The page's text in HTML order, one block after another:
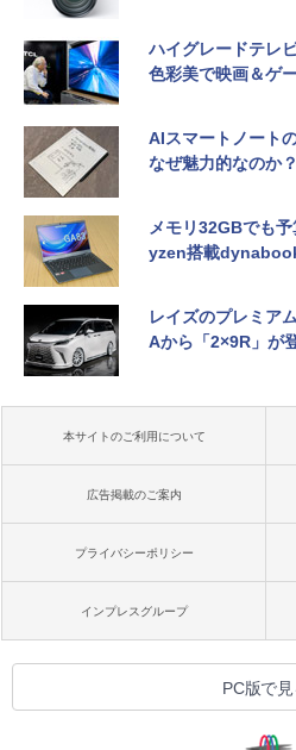
ハイグレードテレ
色彩美で映画＆ゲ
AIスマートノート
なぜ魅力的なのか？
メモリ32GBでも
yzen搭載
レイズのプレミア
Aから「2×9R」が
本サイトのご利用について
広告掲載のご案内
プライバシーポリシー
インプレスグループ
PC版で見